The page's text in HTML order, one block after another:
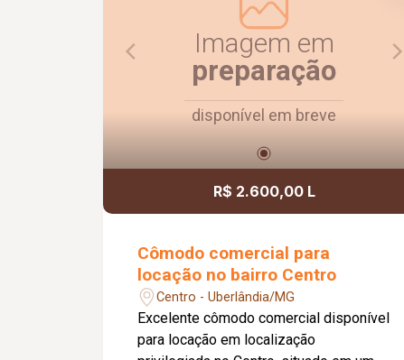
Imagem em
preparação
disponível em breve
R$ 2.600,00 L
Cômodo comercial para
locação no bairro Centro
Centro - Uberlândia/MG
Excelente cômodo comercial disponível
para locação em localização